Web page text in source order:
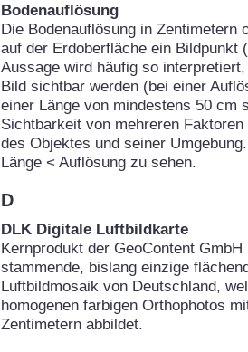
Bodenauflösung
Die Bodenauflösung in Zentimetern
auf der Erdoberfläche ein Bildpunkt
Aussage wird häufig so
Bild sichtbar werden (bei einer
einer Länge von mindestens 50 cm
Sichtbarkeit von mehreren
des Objektes und seiner
Länge < Auflösung zu sehen.
D
DLK Digitale Luftbildkarte
Kernprodukt der GeoContent
stammende, bislang einzige
Luftbildmosaik von Deutschland,
homogenen farbigen Orthophotos
Zentimetern abbildet.